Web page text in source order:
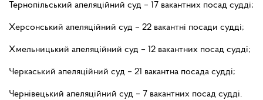
Тернопільський апеляційний суд – 17 вакантних посад судді;
Херсонський апеляційний суд – 22 вакантні посади судді;
Хмельницький апеляційний суд – 12 вакантних посад судді;
Черкаський апеляційний суд – 21 вакантна посада судді;
Чернівецький апеляційний суд – 7 вакантних посад судді.